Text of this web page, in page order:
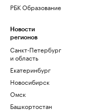
РБК Образование
Новости
регионов
Санкт-Петербург
и область
Екатеринбург
Новосибирск
Омск
Башкортостан